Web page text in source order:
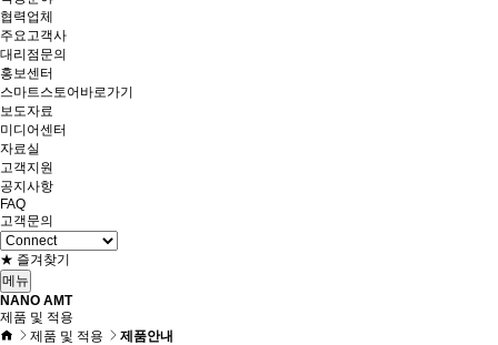
협력업체
주요고객사
대리점문의
홍보센터
스마트스토어바로가기
보도자료
미디어센터
자료실
고객지원
공지사항
FAQ
고객문의
★ 즐겨찾기
메뉴
NANO AMT
제품 및 적용
제품 및 적용
제품안내